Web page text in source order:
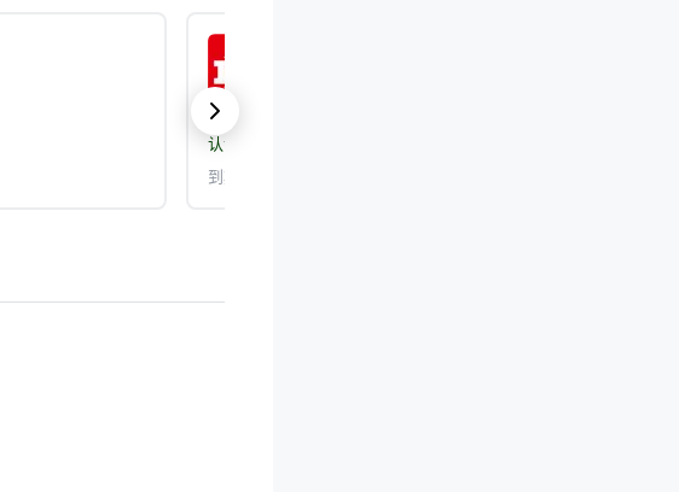
认证机构：
到期日期： 2026/9/25